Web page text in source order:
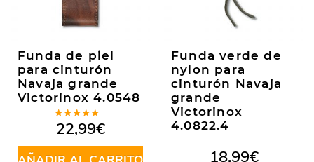
Funda de piel
para cinturón
Navaja grande
Victorinox 4.0548
Valorado
en5.00de
5
22,99€
Funda verde de
nylon para
cinturón Navaja
grande
Victorinox
4.0822.4
18,99€